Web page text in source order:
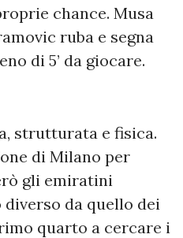
chance. Musa
ruba e segna
di 5’ da giocare.
strutturata e fisica.
di Milano per
gli emiratini
da quello dei
quarto a cercare i